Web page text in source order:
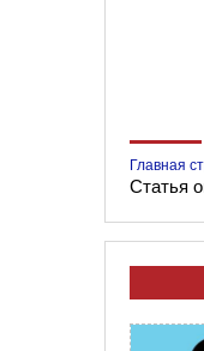
Главная
Статья